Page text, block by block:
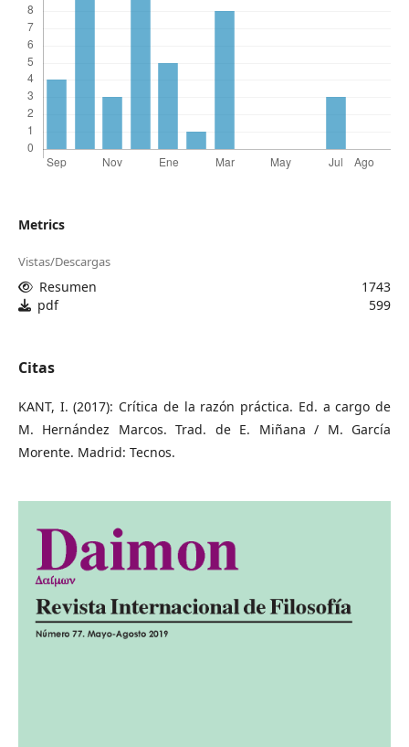
Metrics
Vistas/Descargas
Resumen
1743
pdf
599
Citas
KANT, I. (2017): Crítica de la razón práctica. Ed. a cargo de
M. Hernández Marcos. Trad. de E. Miñana / M. García
Morente. Madrid: Tecnos.